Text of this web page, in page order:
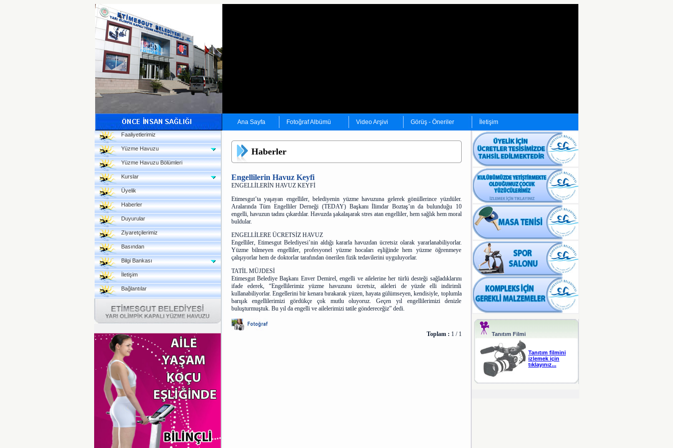
Ana Sayfa Fotoğraf Albümü Video Arşivi Görüş - Öneriler İletişim
Faaliyetlerimiz
Yüzme Havuzu
Yüzme Havuzu Bölümleri
Kurslar
Üyelik
Haberler
Duyurular
Ziyaretçilerimiz
Basından
Bilgi Bankası
İletişim
Bağlantılar
Haberler
Engellilerin Havuz Keyfi
ENGELLİLERİN HAVUZ KEYFİ
Etimesgut’ta yaşayan engelliler, belediyenin yüzme havuzuna gelerek gönüllerince yüzdüler.
Aralarında Tüm Engelliler Derneği (TEDAY) Başkanı İlimdar Boztaş’ın da bulunduğu 10
engelli, havuzun tadını çıkardılar. Havuzda şakalaşarak stres atan engelliler, hem sağlık hem moral
buldular.
ENGELLİLERE ÜCRETSİZ HAVUZ
Engelliler, Etimesgut Belediyesi’nin aldığı kararla havuzdan ücretsiz olarak yararlanabiliyorlar.
Yüzme bilmeyen engelliler, profesyonel yüzme hocaları eşliğinde hem yüzme öğrenmeye
çalışıyorlar hem de doktorlar tarafından önerilen fizik tedavilerini uyguluyorlar.
TATİL MÜJDESİ
Etimesgut Belediye Başkanı Enver Demirel, engelli ve ailelerine her türlü desteği sağladıklarını
ifade ederek, “Engellilerimiz yüzme havuzunu ücretsiz, aileleri de yüzde elli indirimli
kullanabiliyorlar. Engellerini bir kenara bırakarak yüzen, hayata gülümseyen, kendisiyle, toplumla
barışık engellilerimizi gördükçe çok mutlu oluyoruz. Geçen yıl engellilerimizi denizle
buluşturmuştuk. Bu yıl da engelli ve ailelerimizi tatile göndereceğiz” dedi.
Toplam : 1 / 1 Tanıtım Filmi
Tanıtım filmini
izlemek için
tıklayınız...